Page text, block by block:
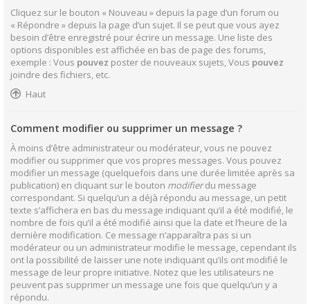
Cliquez sur le bouton « Nouveau » depuis la page d’un forum ou
« Répondre » depuis la page d’un sujet. Il se peut que vous ayez
besoin d’être enregistré pour écrire un message. Une liste des
options disponibles est affichée en bas de page des forums,
exemple : Vous pouvez poster de nouveaux sujets, Vous pouvez
joindre des fichiers, etc.
Haut
Comment modifier ou supprimer un message ?
À moins d’être administrateur ou modérateur, vous ne pouvez
modifier ou supprimer que vos propres messages. Vous pouvez
modifier un message (quelquefois dans une durée limitée après sa
publication) en cliquant sur le bouton modifierdu message
correspondant. Si quelqu’un a déjà répondu au message, un petit
texte s’affichera en bas du message indiquant qu’il a été modifié, le
nombre de fois qu’il a été modifié ainsi que la date et l’heure de la
dernière modification. Ce message n’apparaîtra pas si un
modérateur ou un administrateur modifie le message, cependant ils
ont la possibilité de laisser une note indiquant qu’ils ont modifié le
message de leur propre initiative. Notez que les utilisateurs ne
peuvent pas supprimer un message une fois que quelqu’un y a
répondu.